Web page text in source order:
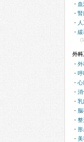
腎
緩
外科
外
呼
心
消
乳
整
形
美